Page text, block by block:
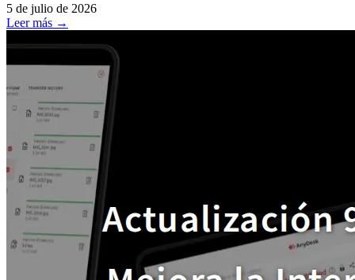
5 de julio de 2026
Leer más →